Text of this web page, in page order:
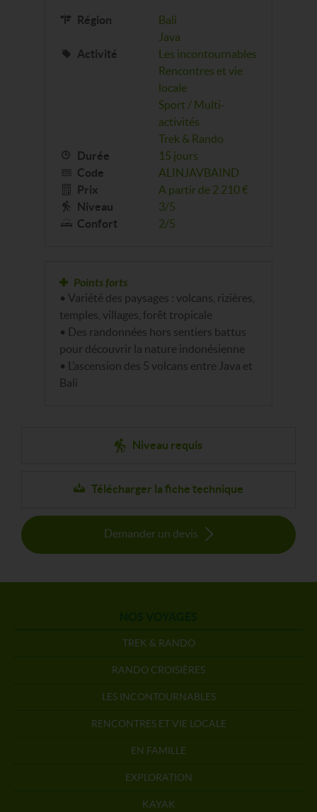
Région
Bali
Java
Activité
Les incontournables
Rencontres et vie
locale
Sport / Multi-
activités
Trek & Rando
Durée
15 jours
Code
ALINJAVBAIND
Prix
A partir de 2 210 €
Niveau
3/5
Confort
2/5
Points forts
• Variété des paysages : volcans, rizières,
temples, villages, forêt tropicale
• Des randonnées hors sentiers battus
pour découvrir la nature indonésienne
• L’ascension des 5 volcans entre Java et
Bali
Niveau requis
Télécharger la fiche technique
Demander un devis
TREK & RANDO
RANDO CROISIÈRES
LES INCONTOURNABLES
RENCONTRES ET VIE LOCALE
EN FAMILLE
EXPLORATION
KAYAK